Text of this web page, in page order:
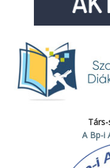
A Bp-i